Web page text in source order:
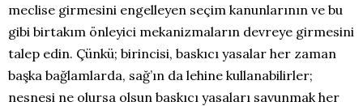
meclise girmesini engelleyen seçim kanunlarının ve bu
gibi birtakım önleyici mekanizmaların devreye girmesini
talep edin. Çünkü; birincisi, baskıcı yasalar her zaman
başka bağlamlarda, sağ’ın da lehine kullanabilirler;
nesnesi ne olursa olsun baskıcı yasaları savunmak her